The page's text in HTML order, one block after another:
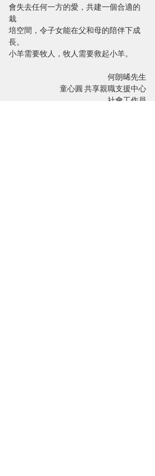
會失去任何一方的愛，共建一個合適的
栽
培空間，令子女能在父和母的陪伴下成
長。
小羊需要牧人，牧人需要救起小羊。
何朗晞先生
童心圓 共享親職支援中心
社會工作員